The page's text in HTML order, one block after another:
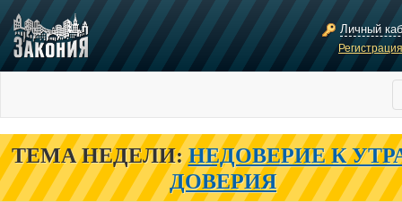
Личный
ТЕМА НЕДЕЛИ: НЕДОВЕРИЕ К
ДОВЕРИЯ